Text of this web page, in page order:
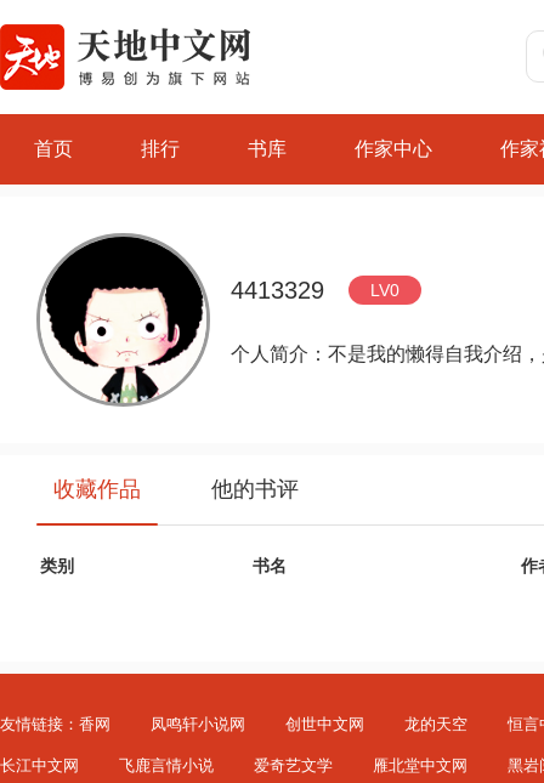
首页 排行 书库 作家中心 作家
4413329 LV0
个人简介：不是我的懒得自我介绍
收藏作品 他的书评
类别 书名 作
友情链接： 香网 凤鸣轩小说网 创世中文网 龙的天空 恒言
长江中文网 飞鹿言情小说 爱奇艺文学 雁北堂中文网 黑岩